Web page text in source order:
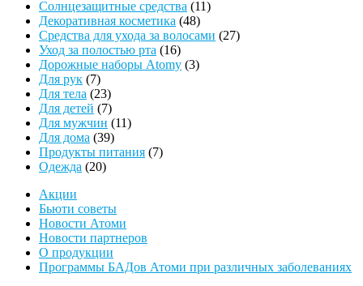
товаров
Солнцезащитные средства 1111
Декоративная косметика 4848
товаров
Средства для ухода за волосами 2727
Уход за полостью рта 1616
товаров
Дорожные наборы Atomy 33
Для рук 77
товаров
Для тела 2323
товара
Для детей 77
товаров
Для мужчин 1111
Для дома 3939
товаров
Продукты питания 77
Одежда 2020
Акции
Бьюти советы
Новости Атоми
Новости партнеров
О продукции
Программы БАДов Атоми при различных заболеваниях